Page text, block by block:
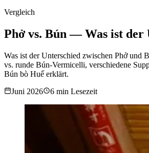
Vergleich
Phở vs. Bún — Was ist der
Was ist der Unterschied zwischen Phở und
vs. runde Bún-Vermicelli, verschiedene
Bún bò Huế erklärt.
Juni 2026
6 min Lesezeit